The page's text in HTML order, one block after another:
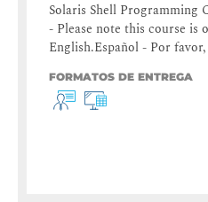
Solaris Shell Programming
- Please note this course is
English.Español - Por
FORMATOS DE ENTREGA